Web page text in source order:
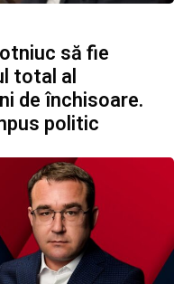
să fie
total al
de închisoare.
politic